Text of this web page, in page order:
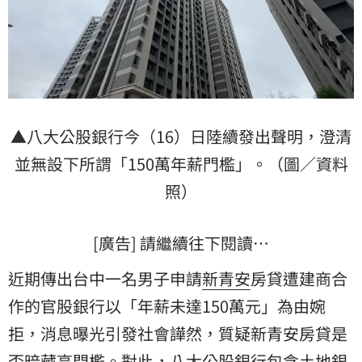
▲八大公股銀行今（16）日陸續發出聲明，澄清
並無設下所謂「150萬年薪門檻」。（圖／資料
照）
[廣告] 請繼續往下閱讀…
近期傳出台中一名男子申請新青安房貸遭建商合
作的官股銀行以「年薪未達150萬元」為由婉
拒，消息曝光引發社會譁然，質疑新青安房貸是